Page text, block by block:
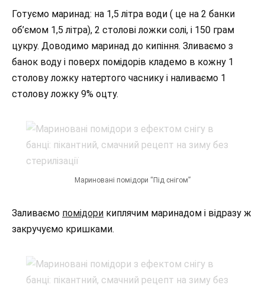
Готуємо маринад: на 1,5 літра води ( це на 2 банки
об’ємом 1,5 літра), 2 столові ложки солі, і 150 грам
цукру. Доводимо маринад до кипіння. Зливаємо з
банок воду і поверх помідорів кладемо в кожну 1
столову ложку натертого часнику і наливаємо 1
столову ложку 9% оцту.
Мариновані помідори “Під снігом”
Заливаємо помідори киплячим маринадом і відразу ж
закручуємо кришками.